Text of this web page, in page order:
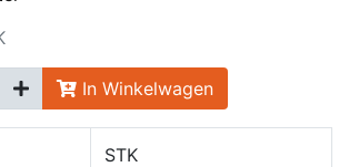
In Winkelwagen
STK